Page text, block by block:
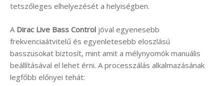
tetszőleges elhelyezését a helyiségben.
A Dirac Live Bass Control jóval egyenesebb
frekvenciaátvitelű és egyenletesebb eloszlású
basszusokat biztosít, mint amit a mélynyomók manuális
beállításával el lehet érni. A processzálás alkalmazásának
legfőbb előnyei tehát: